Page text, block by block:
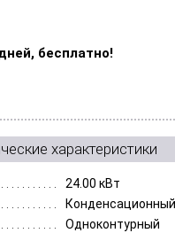
бесплатно!
характеристики
24.00 кВт
Одноконтурный